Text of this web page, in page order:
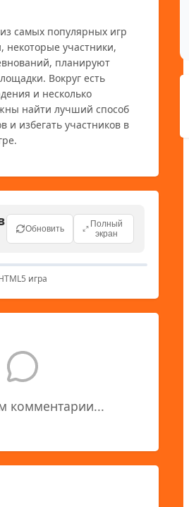
самых популярных игр
некоторые участники,
планируют
Вокруг есть
и несколько
найти лучший способ
и избегать участников в
Обновить
Полный
экран
игра
комментарии...